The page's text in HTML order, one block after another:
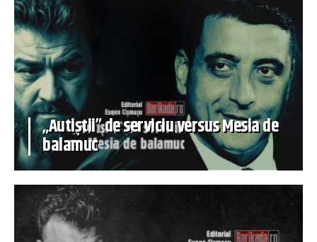
„Autiștii” de serviciu versus Mesia de
balamuc